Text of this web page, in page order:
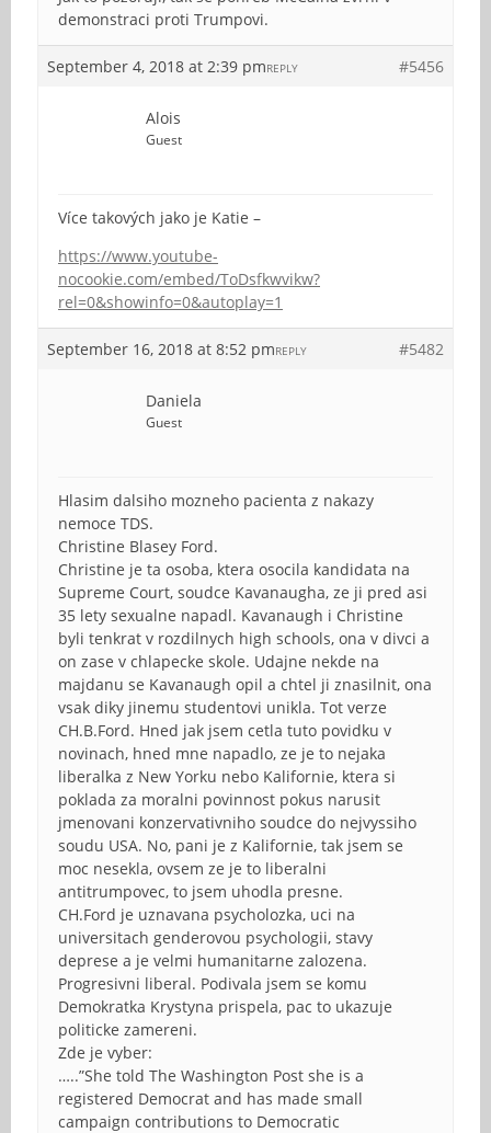
demonstraci proti Trumpovi.
September 4, 2018 at 2:39 pm #5456
REPLY
Alois
Guest
Více takových jako je Katie –
https://www.youtube-
nocookie.com/embed/ToDsfkwvikw?
rel=0&showinfo=0&autoplay=1
September 16, 2018 at 8:52 pm #5482
REPLY
Daniela
Guest
Hlasim dalsiho mozneho pacienta z nakazy
nemoce TDS.
Christine Blasey Ford.
Christine je ta osoba, ktera osocila kandidata na
Supreme Court, soudce Kavanaugha, ze ji pred asi
35 lety sexualne napadl. Kavanaugh i Christine
byli tenkrat v rozdilnych high schools, ona v divci a
on zase v chlapecke skole. Udajne nekde na
majdanu se Kavanaugh opil a chtel ji znasilnit, ona
vsak diky jinemu studentovi unikla. Tot verze
CH.B.Ford. Hned jak jsem cetla tuto povidku v
novinach, hned mne napadlo, ze je to nejaka
liberalka z New Yorku nebo Kalifornie, ktera si
poklada za moralni povinnost pokus narusit
jmenovani konzervativniho soudce do nejvyssiho
soudu USA. No, pani je z Kalifornie, tak jsem se
moc nesekla, ovsem ze je to liberalni
antitrumpovec, to jsem uhodla presne.
CH.Ford je uznavana psycholozka, uci na
universitach genderovou psychologii, stavy
deprese a je velmi humanitarne zalozena.
Progresivni liberal. Podivala jsem se komu
Demokratka Krystyna prispela, pac to ukazuje
politicke zamereni.
Zde je vyber:
…..”She told The Washington Post she is a
registered Democrat and has made small
campaign contributions to Democratic